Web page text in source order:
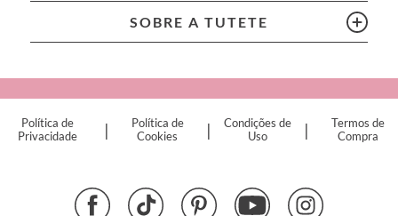
Cristina de Jos'h
Djeco
SOBRE A TUTETE
Política de
Privacidade
|
Política de
Cookies
|
Condições de
Uso
|
Termos de
Compra